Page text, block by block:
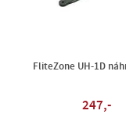
FliteZone UH-1D
247,-